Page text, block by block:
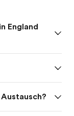
England